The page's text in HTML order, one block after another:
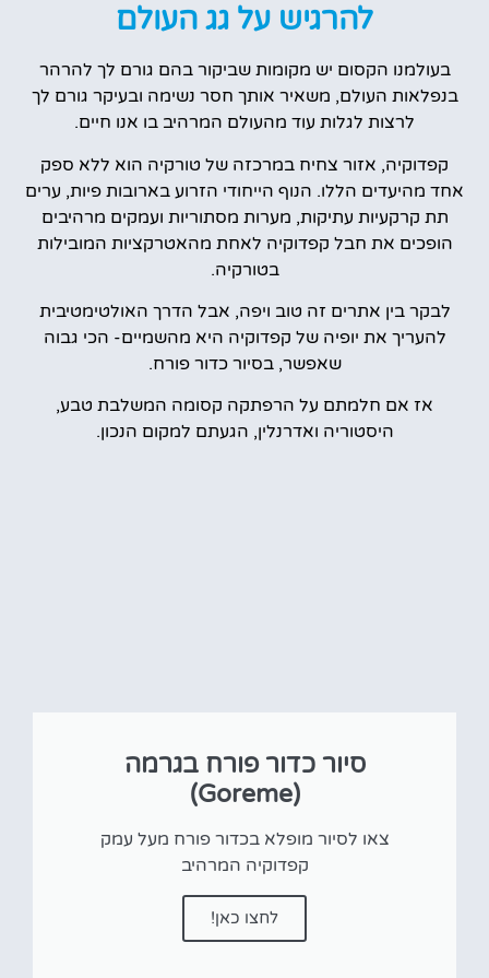
להרגיש על גג העולם
בעולמנו הקסום יש מקומות שביקור בהם גורם לך להרהר
בנפלאות העולם, משאיר אותך חסר נשימה ובעיקר גורם לך
לרצות לגלות עוד מהעולם המרהיב בו אנו חיים.
קפדוקיה, אזור צחיח במרכזה של טורקיה הוא ללא ספק
אחד מהיעדים הללו. הנוף הייחודי הזרוע בארובות פיות, ערים
תת קרקעיות עתיקות, מערות מסתוריות ועמקים מרהיבים
הופכים את חבל קפדוקיה לאחת מהאטרקציות המובילות
בטורקיה.
לבקר בין אתרים זה טוב ויפה, אבל הדרך האולטימטיבית
להעריך את יופיה של קפדוקיה היא מהשמיים- הכי גבוה
שאפשר, בסיור כדור פורח.
אז אם חלמתם על הרפתקה קסומה המשלבת טבע,
היסטוריה ואדרנלין, הגעתם למקום הנכון.
סיור כדור פורח בגרמה
(Goreme)
צאו לסיור מופלא בכדור פורח מעל עמק
קפדוקיה המרהיב
לחצו כאן!